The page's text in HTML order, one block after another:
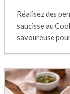
Réalisez des
saucisse au
savoureuse